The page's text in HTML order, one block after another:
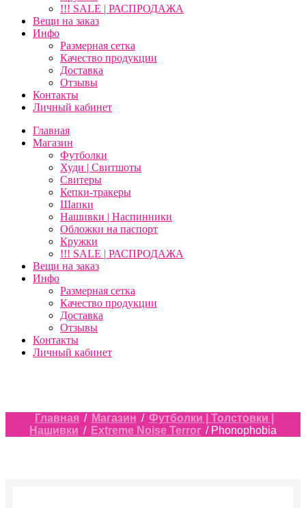
!!! SALE | РАСПРОДАЖА
Вещи на заказ
Инфо
Размерная сетка
Качество продукции
Доставка
Отзывы
Контакты
Личный кабинет
Главная
Магазин
Футболки
Худи | Свитшоты
Свитеры
Кепки-тракеры
Шапки
Нашивки | Наспинники
Обложки на паспорт
Кружки
!!! SALE | РАСПРОДАЖА
Вещи на заказ
Инфо
Размерная сетка
Качество продукции
Доставка
Отзывы
Контакты
Личный кабинет
Главная / Магазин / Футболки | Толстовки |
Нашивки / Extreme Noise Terror / Phonophobia